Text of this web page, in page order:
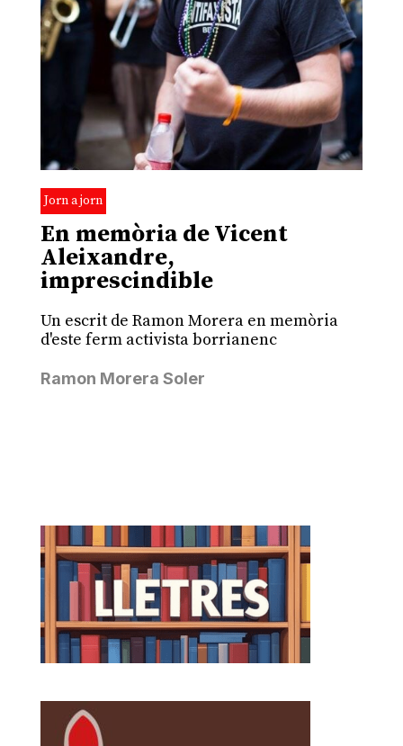
Jorn a jorn
En memòria de Vicent
Aleixandre,
imprescindible
Un escrit de Ramon Morera en memòria
d'este ferm activista borrianenc
Ramon Morera Soler